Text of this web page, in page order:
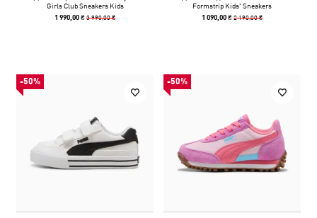
Girls Club Sneakers Kids
1 990,00 ₴3 990,00 ₴
Formstrip Kids' Sneakers
1 090,00 ₴2 190,00 ₴
-50% -50%